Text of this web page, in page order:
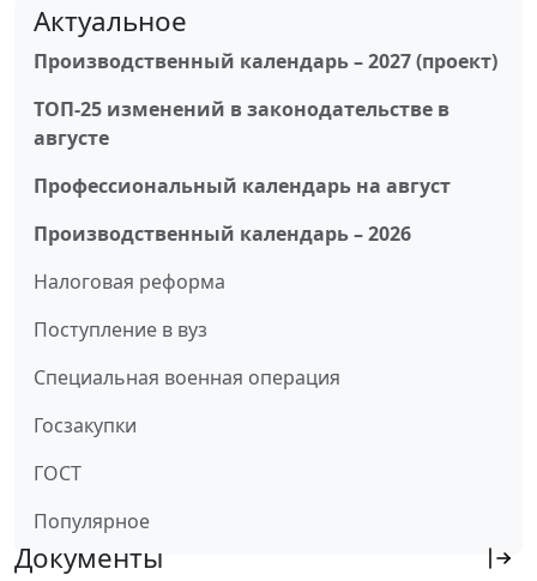
Актуальное
Производственный календарь – 2027 (проект)
ТОП-25 изменений в законодательстве в
августе
Профессиональный календарь на август
Производственный календарь – 2026
Налоговая реформа
Поступление в вуз
Специальная военная операция
Госзакупки
ГОСТ
Популярное
Документы